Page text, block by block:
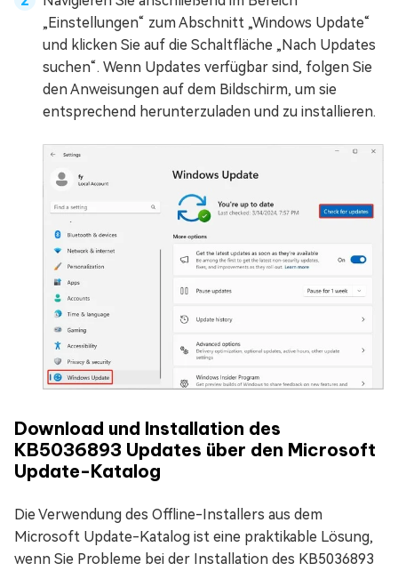
„Einstellungen“ zum Abschnitt „Windows Update“
und klicken Sie auf die Schaltfläche „Nach Updates
suchen“. Wenn Updates verfügbar sind, folgen Sie
den Anweisungen auf dem Bildschirm, um sie
entsprechend herunterzuladen und zu installieren.
Download und Installation des
KB5036893 Updates über den Microsoft
Update-Katalog
Die Verwendung des Offline-Installers aus dem
Microsoft Update-Katalog ist eine praktikable Lösung,
wenn Sie Probleme bei der Installation des KB5036893